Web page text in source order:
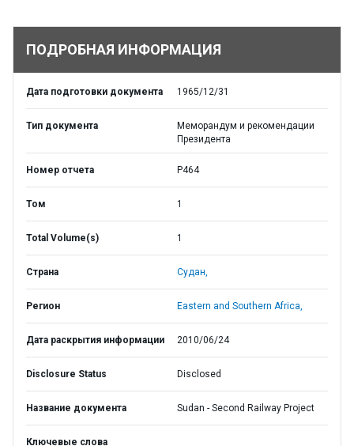
ПОДРОБНАЯ ИНФОРМАЦИЯ
Дата подготовки документа 1965/12/31
Тип документа
Меморандум и рекомендации
Президента
Номер отчета P464
Том 1
Total Volume(s) 1
Страна Судан,
Регион Eastern and Southern Africa,
Дата раскрытия информации 2010/06/24
Disclosure Status Disclosed
Название документа Sudan - Second Railway Project
Ключевые слова